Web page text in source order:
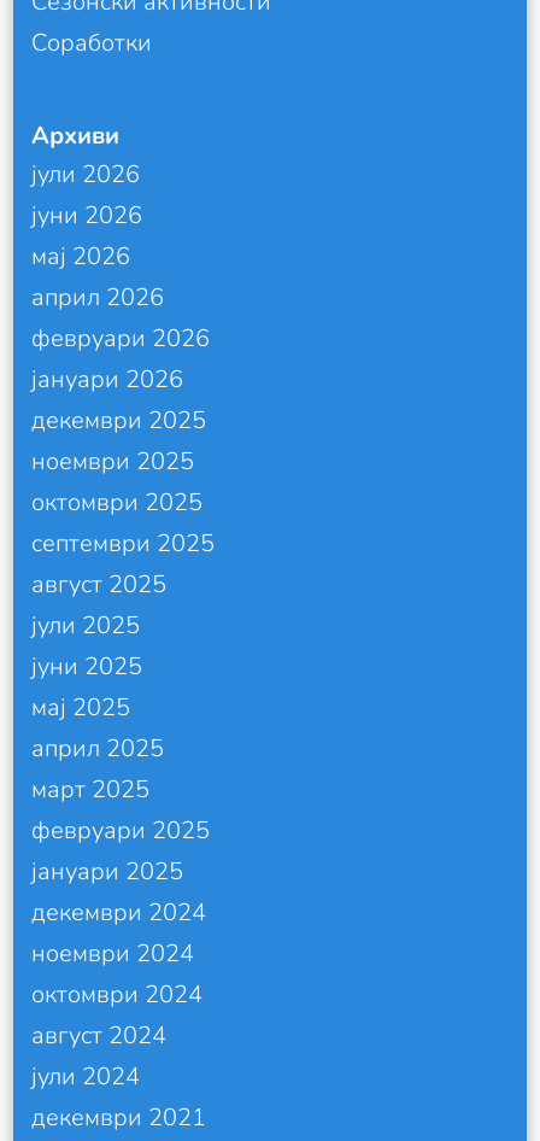
Соработки
Архиви
јули 2026
јуни 2026
мај 2026
април 2026
февруари 2026
јануари 2026
декември 2025
ноември 2025
октомври 2025
септември 2025
август 2025
јули 2025
јуни 2025
мај 2025
април 2025
март 2025
февруари 2025
јануари 2025
декември 2024
ноември 2024
октомври 2024
август 2024
јули 2024
декември 2021